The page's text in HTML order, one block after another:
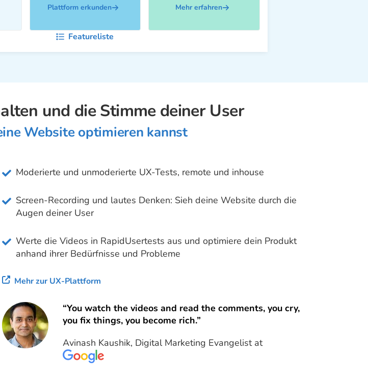
Plattform erkunden Mehr erfahren
Featureliste
und die Stimme deiner User
Website optimieren kannst
Moderierte und unmoderierte UX-Tests, remote und inhouse
Screen-Recording und lautes Denken: Sieh deine Website durch die
Augen deiner User
Werte die Videos in RapidUsertests aus und optimiere dein Produkt
anhand ihrer Bedürfnisse und Probleme
Mehr zur UX-Plattform
“You watch the videos and read the comments, you cry,
you fix things, you become rich.”
Avinash Kaushik, Digital Marketing Evangelist at